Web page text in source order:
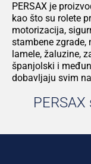
PERSAX je
kao što su rolete
motorizacija,
stambene zgrade,
lamele, žaluzine,
španjolski i
dobavljaju svim